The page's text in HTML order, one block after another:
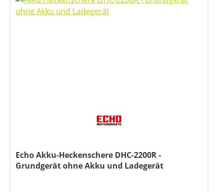
Echo Akku-Heckenschere DHC-2200R -
Grundgerät ohne Akku und Ladegerät